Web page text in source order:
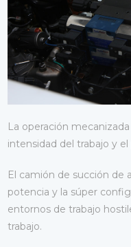
La operación
intensidad del trabajo y
El camión de succión de
potencia y la súper
entornos de trabajo
trabajo.